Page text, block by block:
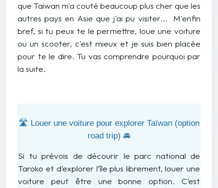
que Taiwan m'a couté beaucoup plus cher que les
autres pays en Asie que j'ai pu visiter... M'enfin
bref, si tu peux te le permettre, loue une voiture
ou un scooter, c'est mieux et je suis bien placée
pour te le dire. Tu vas comprendre pourquoi par
la suite.
🛣️ Louer une voiture pour explorer Taïwan (option
road trip) 🚘
Si tu prévois de décourir le parc national de
Taroko et d’explorer l’île plus librement, louer une
voiture peut être une bonne option. C’est